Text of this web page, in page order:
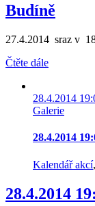
Budíně
27.4.2014 sraz v
Čtěte dále
28.4.2014
Galerie
28.4.2014
Kalendář akcí,
28.4.2014